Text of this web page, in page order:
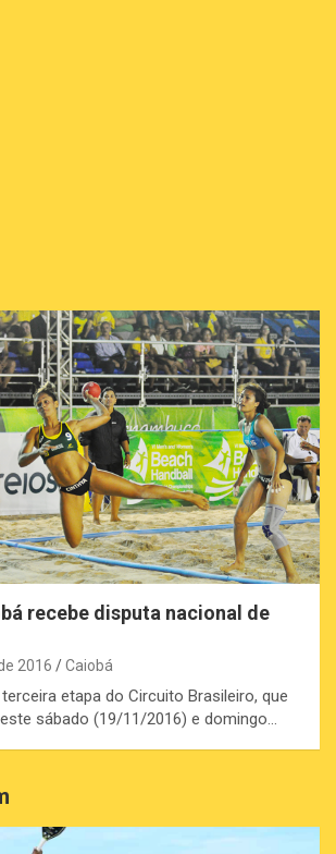
recebe disputa nacional de
2016 Caiobá
etapa do Circuito Brasileiro, que
sábado (19/11/2016) e domingo…